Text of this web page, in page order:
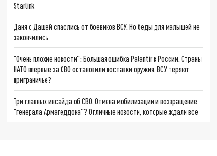
Starlink
Даня с Дашей спаслись от боевиков ВСУ. Но беды для малышей не
закончились
"Очень плохие новости": Большая ошибка Palantir в России. Страны
НАТО впервые за СВО остановили поставки оружия. ВСУ теряют
приграничье?
Три главных инсайда об СВО. Отмена мобилизации и возвращение
"генерала Армагеддона"? Отличные новости, которые ждали все